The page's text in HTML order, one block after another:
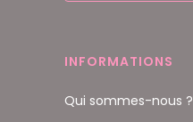
INFORMATIONS
Qui sommes-nous ?